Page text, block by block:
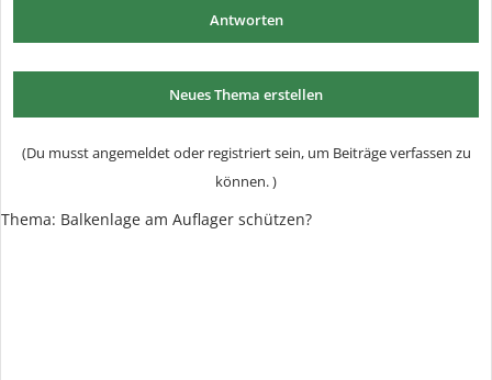
Antworten
Neues Thema erstellen
(Du musst angemeldet oder registriert sein, um Beiträge verfassen zu
können. )
Thema: Balkenlage am Auflager schützen?